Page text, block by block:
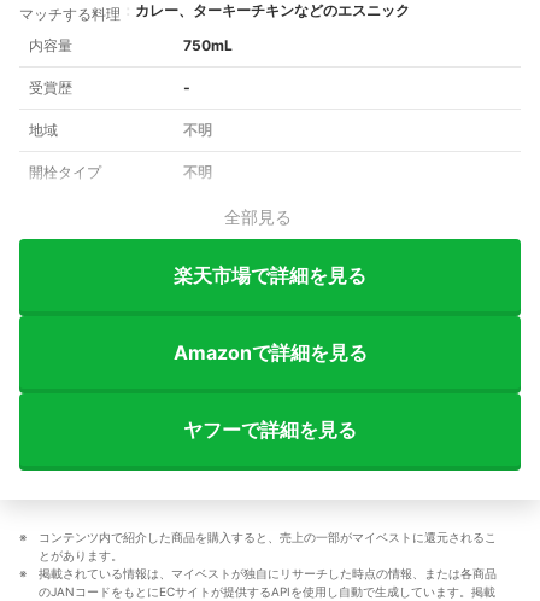
マッチする料理
カレー、ターキーチキンなどのエスニック
内容量
750mL
受賞歴 ‐
地域 不明
開栓タイプ 不明
全部見る
楽天市場で詳細を見る
Amazonで詳細を見る
ヤフーで詳細を見る
コンテンツ内で紹介した商品を購入すると、売上の一部がマイベストに還元されるこ
とがあります。
掲載されている情報は、マイベストが独自にリサーチした時点の情報、または各商品
のJANコードをもとにECサイトが提供するAPIを使用し自動で生成しています。掲載